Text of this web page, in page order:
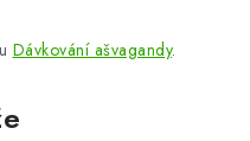
Dávkování ašvagandy.